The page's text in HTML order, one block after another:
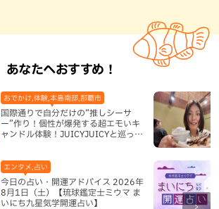
あなたへおすすめ！
国際通りで自分だけの“推しシーサ
ー”作り！個性が爆発する超エモいキ
ャンドル体験！JUICYJUICYと巡って
おでかけ,体験,本島南部,那覇市
今日の占い・開運アドバイス 2026年
8月1日（土）【琉球鑑定士ミウマ ま
いにち九星気学開運占い】
エンタメ,占い